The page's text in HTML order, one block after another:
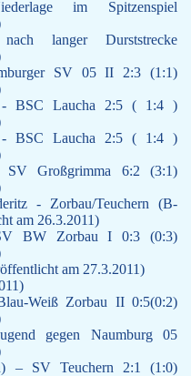
im Spitzenspiel
langer Durststrecke
SV 05 II 2:3 (1:1)
BSC Laucha 2:5 ( 1:4 )
BSC Laucha 2:5 ( 1:4 )
Großgrimma 6:2 (3:1)
- Zorbau/Teuchern (B-
am 26.3.2011)
BW Zorbau I 0:3 (0:3)
am 27.3.2011)
Weiß Zorbau II 0:5(0:2)
gegen Naumburg 05
– SV Teuchern 2:1 (1:0)